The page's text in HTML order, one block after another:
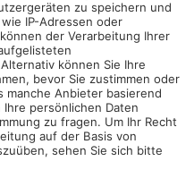
alle Vorurteile, die
haben kann, gnadenlos
politisch total